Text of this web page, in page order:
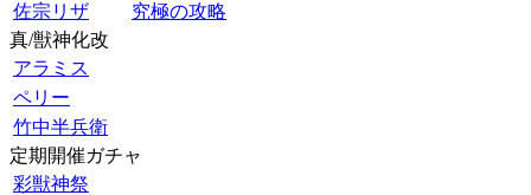
佐宗リザ
究極の攻略
真/獣神化改
アラミス
ペリー
竹中半兵衛
定期開催ガチャ
彩獣神祭